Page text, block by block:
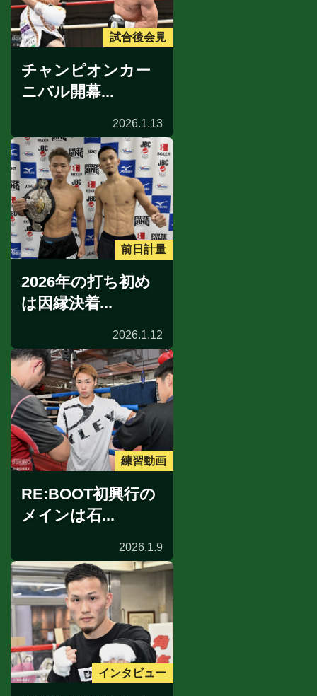
試合後会見
チャンピオンカー
ニバル開幕...
2026.1.13
前日計量
2026年の打ち初め
は因縁決着...
2026.1.12
練習動画
RE:BOOT初興行の
メインは石...
2026.1.9
インタビュー